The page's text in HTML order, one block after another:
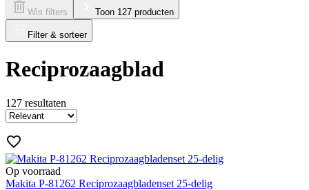
Wis filters Toon 127 producten
Filter & sorteer
Reciprozaagblad
127 resultaten
Op voorraad
Makita P-81262 Reciprozaagbladenset 25-delig